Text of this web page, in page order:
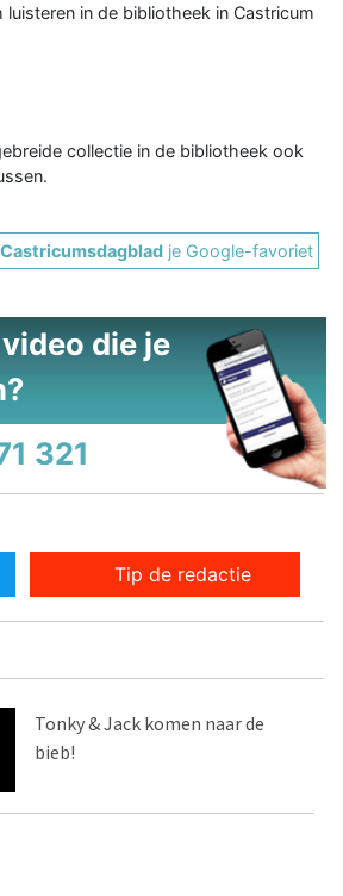
in de bibliotheek in Castricum
collectie in de bibliotheek ook
Castricumsdagblad je Google-favoriet
die je
321
Tip de redactie
Tonky & Jack komen naar de
bieb!